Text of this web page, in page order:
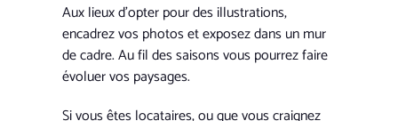
Aux lieux d’opter pour des illustrations,
encadrez vos photos et exposez dans un mur
de cadre. Au fil des saisons vous pourrez faire
évoluer vos paysages.